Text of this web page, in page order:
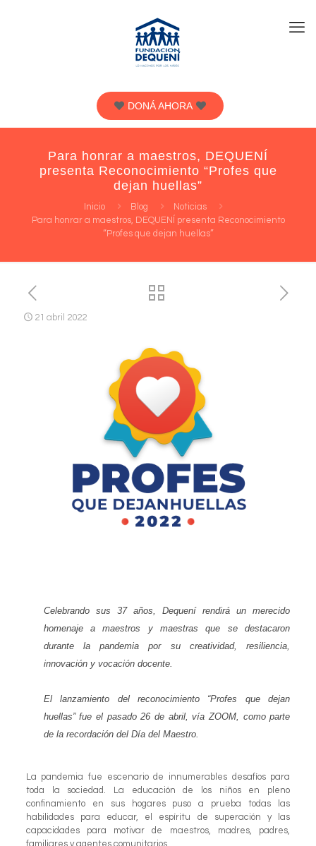
DONÁ AHORA
Para honrar a maestros, DEQUENÍ
presenta Reconocimiento “Profes que
dejan huellas”
Inicio Blog
Noticias
Para honrar a maestros, DEQUENÍ presenta Reconocimiento
“Profes que dejan huellas”
21 abril 2022
Celebrando sus 37 años, Dequení rendirá un merecido
homenaje a maestros y maestras que se destacaron
durante la pandemia por su creatividad, resiliencia,
innovación y vocación docente.
El lanzamiento del reconocimiento “Profes que dejan
huellas” fue el pasado 26 de abril, vía ZOOM, como parte
de la recordación del Día del Maestro.
La pandemia fue escenario de innumerables desafíos para
toda la sociedad. La educación de los niños en pleno
confinamiento en sus hogares puso a prueba todas las
habilidades para educar, el espíritu de superación y las
capacidades para motivar de maestros, madres, padres,
familiares y agentes comunitarios.